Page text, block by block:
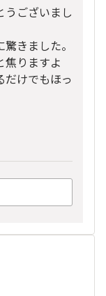
うございまし
きました。
焦りますよ
だけでもほっ